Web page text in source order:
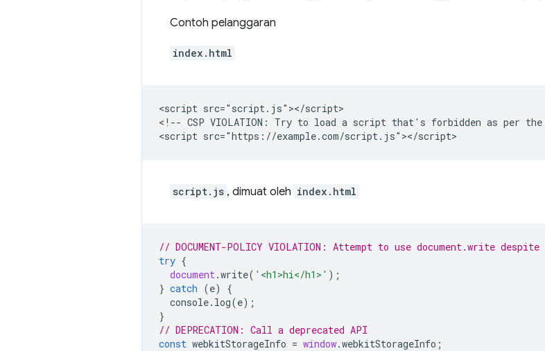
Contoh pelanggaran
index.html
<script src="script.js"></script>
<!-- CSP VIOLATION: Try to load a script that's forbidden as per
script.js , dimuat oleh index.html
// DOCUMENT-POLICY VIOLATION: Attempt to use document.write
try {
document.write( '<h1>hi</h1>' );
} catch (e)
{
console. log(e);
}
// DEPRECATION: Call a deprecated API
const webkitStorageInfo = window.webkitStorageInfo ;